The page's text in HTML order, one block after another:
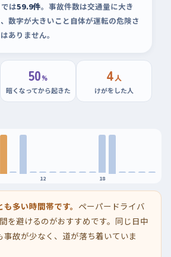
は59.9件。事故件数は交通量に大き
数字が大きいこと自体が運転の危険さ
ありません。
50%
暗くなってから起きた
4人
けがをした人
12 18
多い時間帯です。 ペーパードライバ
を避けるのがおすすめです。同じ日中
事故が少なく、道が落ち着いていま